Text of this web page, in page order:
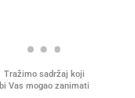
Tražimo sadržaj koji
bi Vas mogao zanimati